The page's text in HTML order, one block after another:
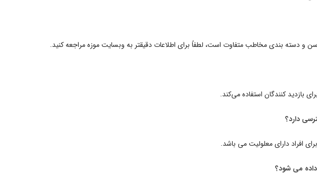
و دسته بندی مخاطب متفاوت است، لطفاً برای اطلاعات دقیقتر به وبسایت موزه مراجعه کنید.
بازدید کنندگان استفاده می‌کند.
دارد؟
افراد دارای معلولیت می باشد.
می شود؟